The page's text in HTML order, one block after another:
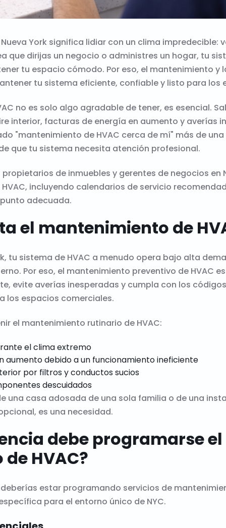
York significa lidiar con un clima impredecible:
que dirijas un negocio o administres un hogar, tu
tu espacio cómodo. Por eso, el mantenimiento y
tu sistema eficiente, confiable y listo para los
no es solo algo agradable de tener, es esencial.
interior, facturas de energía en aumento y averías
"mantenimiento de HVAC cerca de mí" más de
que tu sistema necesita atención profesional.
de inmuebles y gerentes de negocios en
incluyendo calendarios de servicio
adecuada.
el mantenimiento de
tu sistema de HVAC a menudo opera bajo alta
Por eso, el mantenimiento preventivo de HVAC
evite averías inesperadas y cumpla con los
los espacios comerciales.
el mantenimiento rutinario de HVAC:
el clima extremo
aumento debido a un funcionamiento ineficiente
por filtros y conductos sucios
descuidados
una casa adosada de una sola familia o de una
es una necesidad.
debe programarse el
HVAC?
estar programando servicios de
para el entorno único de NYC.